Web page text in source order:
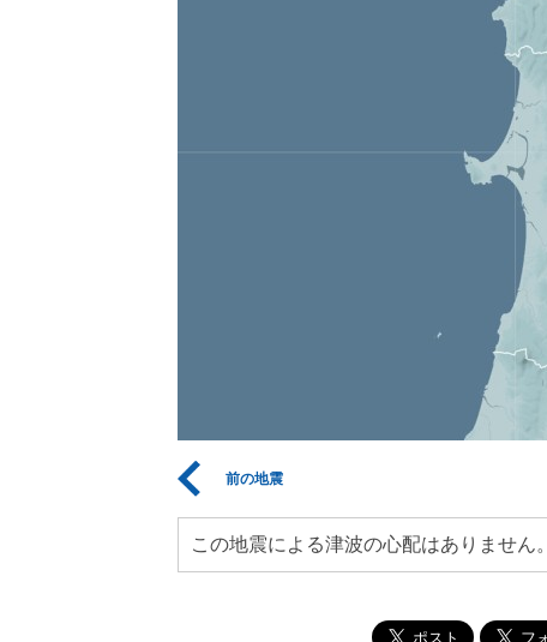
前の地震
この地震による津波の心配はありません。